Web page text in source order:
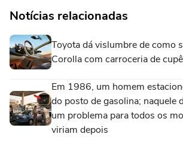
Notícias relacionadas
Toyota dá vislumbre de como
Corolla com carroceria de cupê
Em 1986, um homem
do posto de gasolina; naquele
um problema para todos os
viriam depois